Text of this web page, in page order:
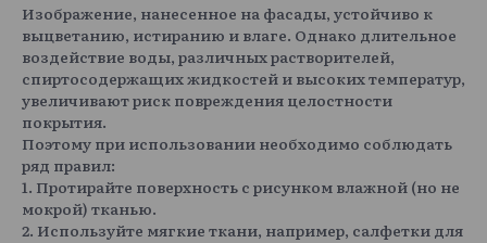
Изображение, нанесенное на фасады, устойчиво к
выцветанию, истиранию и влаге. Однако длительное
воздействие воды, различных растворителей,
спиртосодержащих жидкостей и высоких температур,
увеличивают риск повреждения целостности
покрытия.
Поэтому при использовании необходимо соблюдать
ряд правил:
1. Протирайте поверхность с рисунком влажной (но не
мокрой) тканью.
2. Используйте мягкие ткани, например, салфетки для